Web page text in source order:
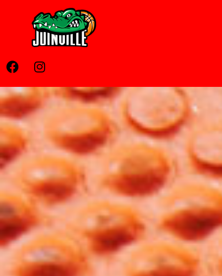
Home
Pages
News
Contato